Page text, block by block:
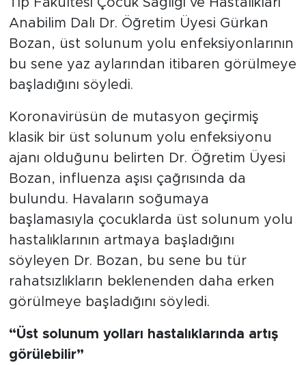
Anabilim Dalı Dr. Öğretim Üyesi Gürkan
Bozan, üst solunum yolu enfeksiyonlarının
bu sene yaz aylarından itibaren görülmeye
başladığını söyledi.
Koronavirüsün de mutasyon geçirmiş
klasik bir üst solunum yolu enfeksiyonu
ajanı olduğunu belirten Dr. Öğretim Üyesi
Bozan, influenza aşısı çağrısında da
bulundu. Havaların soğumaya
başlamasıyla çocuklarda üst solunum yolu
hastalıklarının artmaya başladığını
söyleyen Dr. Bozan, bu sene bu tür
rahatsızlıkların beklenenden daha erken
görülmeye başladığını söyledi.
“Üst solunum yolları hastalıklarında artış
görülebilir”